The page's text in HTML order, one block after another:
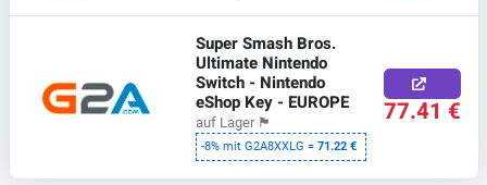
Super Smash Bros.
Ultimate Nintendo
Switch - Nintendo
eShop Key - EUROPE
auf Lager 🏴
-8% mit G2A8XXLG =71.22 €
77.41 €